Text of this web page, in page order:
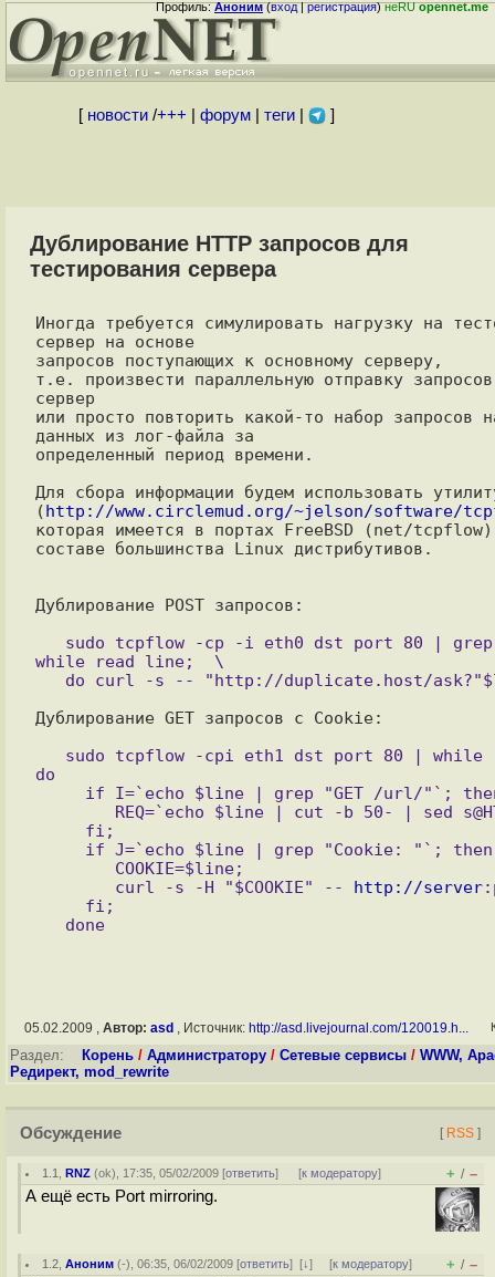
Профиль:Аноним(вход|регистрация)неRUopennet.me
[ новости/+++ форум| теги| ]
Дублирование HTTP запросов для
тестирования сервера
Иногда требуется симулировать нагрузку на
сервер на основе
запросов поступающих к основному серверу,
т.е. произвести параллельную отправку
сервер
или просто повторить какой-то набор запросов
данных из лог-файла за
определенный период времени.
Для сбора информации будем использовать
(http://www.circlemud.org/~jelson/software/
которая имеется в портах FreeBSD (net/
составе большинства Linux дистрибутивов.
Дублирование POST запросов:
while read line;  \
Дублирование GET запросов с Cookie:
do
        curl -s -H "$COOKIE" --
http://server
   done
05.02.2009 , Автор: asd , Источник: http://asd.livejournal.com/120019.h...
Раздел: Корень / Администратору / Сетевые сервисы / WWW,
Редирект, mod_rewrite
Обсуждение [ RSS ]
1.1 ,RNZ (ok), 17:35, 05/02/2009 [ответить] [к модератору] + / –
А ещё есть Port mirroring.
1.2 ,Аноним (-), 06:35, 06/02/2009 [ответить][↓] [к модератору] + / –